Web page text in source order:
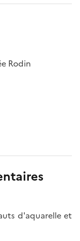
Rodin
d'aquarelle et